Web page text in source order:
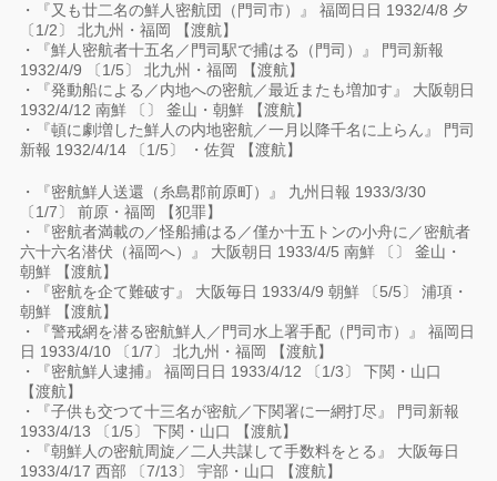
・『又も廿二名の鮮人密航団（門司市）』 福岡日日 1932/4/8 夕
〔1/2〕 北九州・福岡 【渡航】
・『鮮人密航者十五名／門司駅で捕はる（門司）』 門司新報
1932/4/9 〔1/5〕 北九州・福岡 【渡航】
・『発動船による／内地への密航／最近またも増加す』 大阪朝日
1932/4/12 南鮮 〔〕 釜山・朝鮮 【渡航】
・『頓に劇増した鮮人の内地密航／一月以降千名に上らん』 門司
新報 1932/4/14 〔1/5〕 ・佐賀 【渡航】
・『密航鮮人送還（糸島郡前原町）』 九州日報 1933/3/30
〔1/7〕 前原・福岡 【犯罪】
・『密航者満載の／怪船捕はる／僅か十五トンの小舟に／密航者
六十六名潜伏（福岡へ）』 大阪朝日 1933/4/5 南鮮 〔〕 釜山・
朝鮮 【渡航】
・『密航を企て難破す』 大阪毎日 1933/4/9 朝鮮 〔5/5〕 浦項・
朝鮮 【渡航】
・『警戒網を潜る密航鮮人／門司水上署手配（門司市）』 福岡日
日 1933/4/10 〔1/7〕 北九州・福岡 【渡航】
・『密航鮮人逮捕』 福岡日日 1933/4/12 〔1/3〕 下関・山口
【渡航】
・『子供も交つて十三名が密航／下関署に一網打尽』 門司新報
1933/4/13 〔1/5〕 下関・山口 【渡航】
・『朝鮮人の密航周旋／二人共謀して手数料をとる』 大阪毎日
1933/4/17 西部 〔7/13〕 宇部・山口 【渡航】